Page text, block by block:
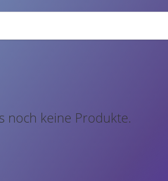
noch keine Produkte.